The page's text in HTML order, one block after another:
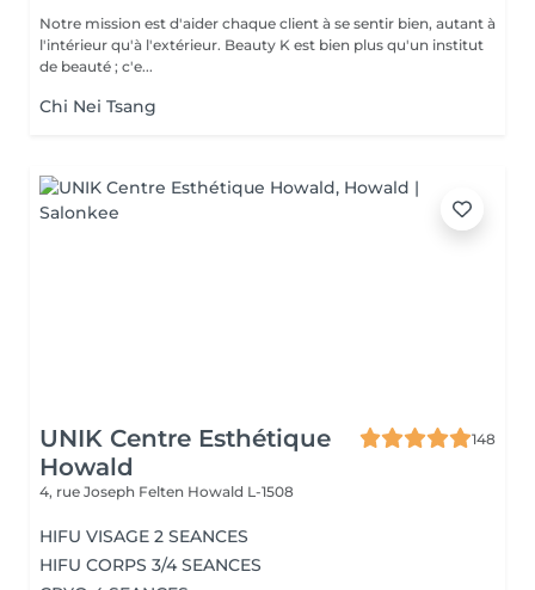
Notre mission est d'aider chaque client à se sentir bien, autant à
l'intérieur qu'à l'extérieur. Beauty K est bien plus qu'un institut
de beauté ; c'e...
Chi Nei Tsang
UNIK Centre Esthétique
Howald
148
4, rue Joseph Felten Howald L-1508
HIFU VISAGE 2 SEANCES
HIFU CORPS 3/4 SEANCES